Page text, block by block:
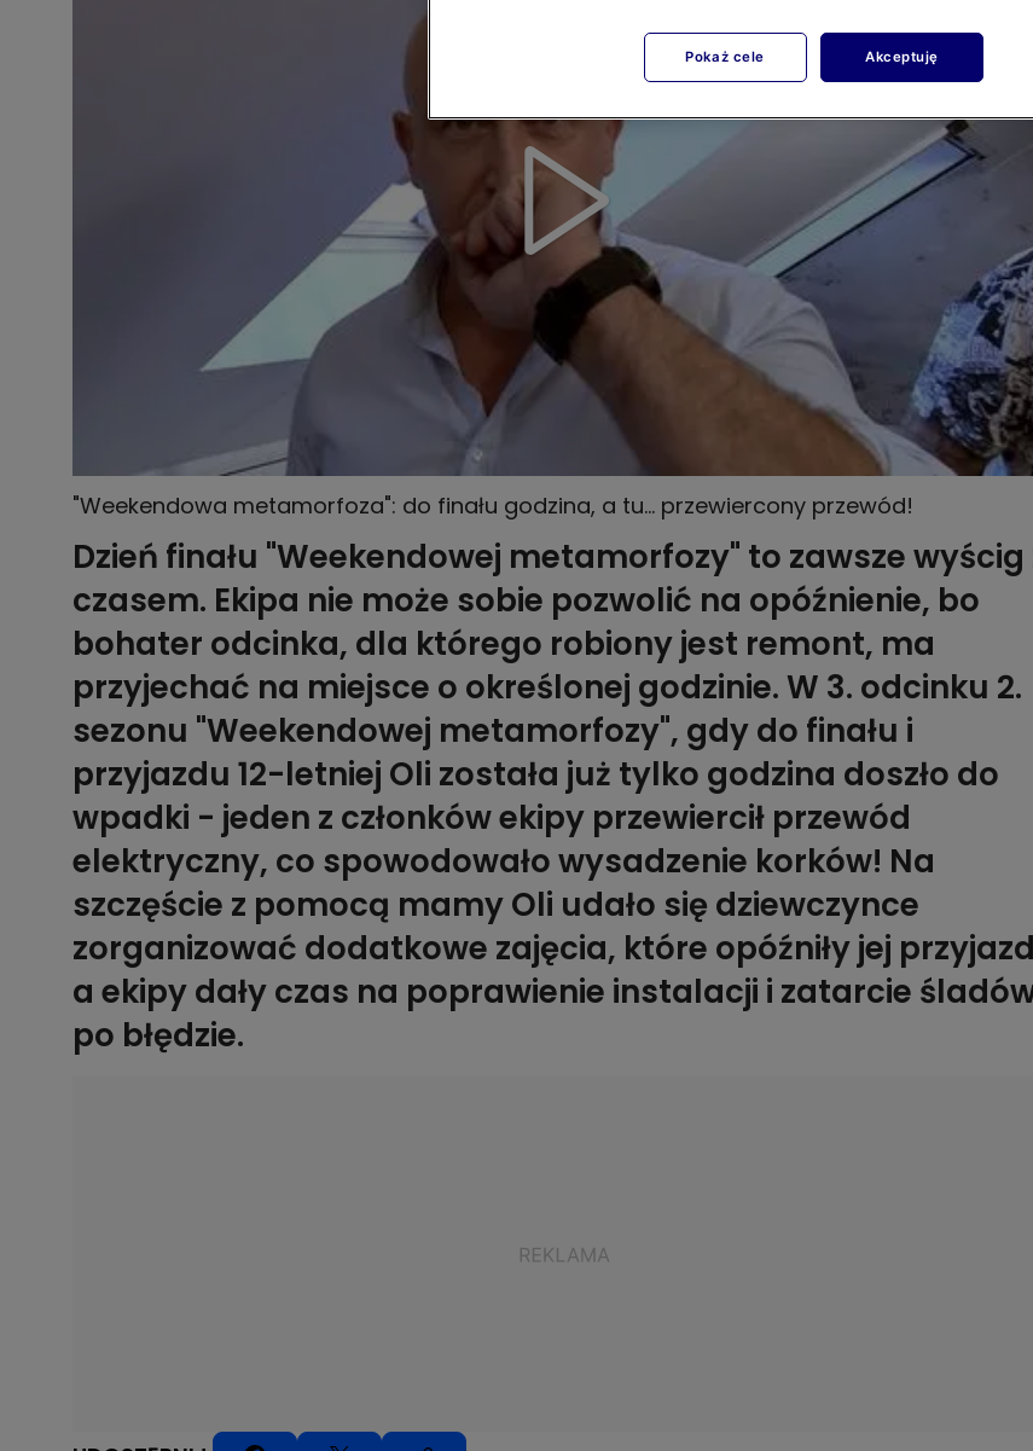
"Weekendowa metamorfoza": do finału godzina, a tu... przewiercony przewód!
Dzień finału "Weekendowej metamorfozy" to zawsze wyścig
czasem. Ekipa nie może sobie pozwolić na opóźnienie, bo
bohater odcinka, dla którego robiony jest remont, ma
przyjechać na miejsce o określonej godzinie. W 3. odcinku 2.
sezonu "Weekendowej metamorfozy", gdy do finału i
przyjazdu 12-letniej Oli została już tylko godzina doszło do
wpadki - jeden z członków ekipy przewiercił przewód
elektryczny, co spowodowało wysadzenie korków! Na
szczęście z pomocą mamy Oli udało się dziewczynce
zorganizować dodatkowe zajęcia, które opóźniły jej
a ekipy dały czas na poprawienie instalacji i zatarcie
po błędzie.
Pokaż cele Akceptuję